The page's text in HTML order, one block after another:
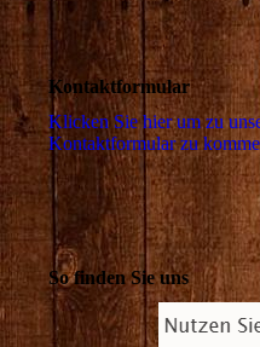
Kontaktformular
Klicken Sie hier um zu
Kon­takt­for­mu­lar zu
So finden Sie uns